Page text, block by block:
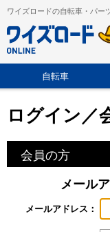
ワイズロードの自転車・パー
自転車
ログイン／
会員の方
メール
メールアドレス：